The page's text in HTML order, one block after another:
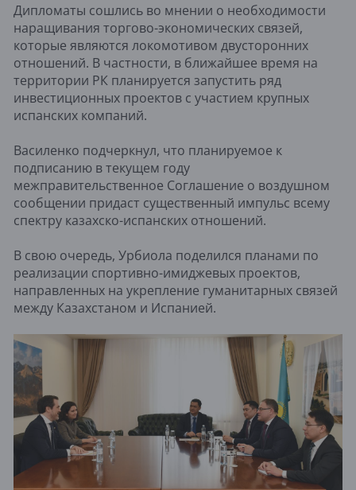
Дипломаты сошлись во мнении о необходимости
наращивания торгово-экономических связей,
которые являются локомотивом двусторонних
отношений. В частности, в ближайшее время на
территории РК планируется запустить ряд
инвестиционных проектов с участием крупных
испанских компаний.
Василенко подчеркнул, что планируемое к
подписанию в текущем году
межправительственное Соглашение о воздушном
сообщении придаст существенный импульс всему
спектру казахско-испанских отношений.
В свою очередь, Урбиола поделился планами по
реализации спортивно-имиджевых проектов,
направленных на укрепление гуманитарных связей
между Казахстаном и Испанией.